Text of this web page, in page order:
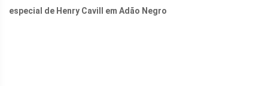
especial de Henry Cavill em Adão Negro